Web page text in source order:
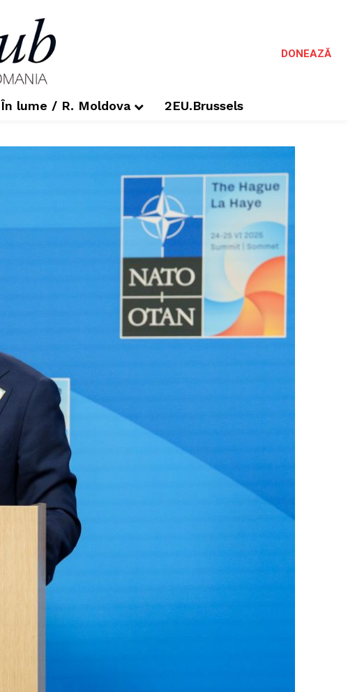
DONEAZĂ
În lume / R. Moldova 2EU.Brussels